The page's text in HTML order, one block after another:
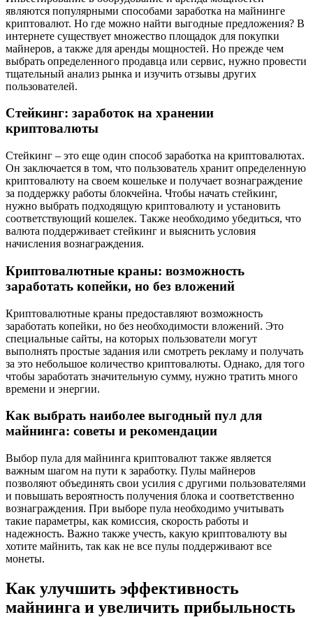
являются популярными способами заработка на майнинге
криптовалют. Но где можно найти выгодные предложения? В
интернете существует множество площадок для покупки
майнеров, а также для аренды мощностей. Но прежде чем
выбрать определенного продавца или сервис, нужно провести
тщательный анализ рынка и изучить отзывы других
пользователей.
Стейкинг: заработок на хранении
криптовалюты
Стейкинг – это еще один способ заработка на криптовалютах.
Он заключается в том, что пользователь хранит определенную
криптовалюту на своем кошельке и получает вознаграждение
за поддержку работы блокчейна. Чтобы начать стейкинг,
нужно выбрать подходящую криптовалюту и установить
соответствующий кошелек. Также необходимо убедиться, что
валюта поддерживает стейкинг и выяснить условия
начисления вознаграждения.
Криптовалютные краны: возможность
заработать копейки, но без вложений
Криптовалютные краны предоставляют возможность
заработать копейки, но без необходимости вложений. Это
специальные сайты, на которых пользователи могут
выполнять простые задания или смотреть рекламу и получать
за это небольшое количество криптовалюты. Однако, для того
чтобы заработать значительную сумму, нужно тратить много
времени и энергии.
Как выбрать наиболее выгодный пул для
майнинга: советы и рекомендации
Выбор пула для майнинга криптовалют также является
важным шагом на пути к заработку. Пулы майнеров
позволяют объединять свои усилия с другими пользователями
и повышать вероятность получения блока и соответственно
вознаграждения. При выборе пула необходимо учитывать
такие параметры, как комиссия, скорость работы и
надежность. Важно также учесть, какую криптовалюту вы
хотите майнить, так как не все пулы поддерживают все
монеты.
Как улучшить эффективность
майнинга и увеличить прибыльность